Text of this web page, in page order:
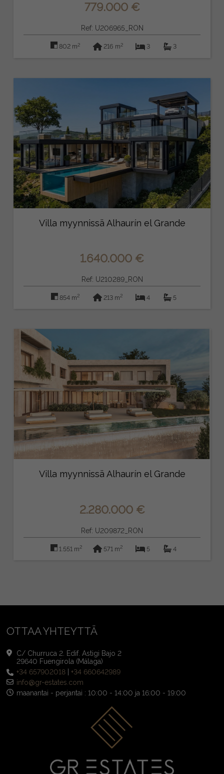
779.000 €
Ref: U206965_RON
802 m2 216 m2 3 3
Villa myynnissä Alhaurín el Grande
1.640.000 €
Ref: U210289_RON
854 m2 213 m2 4 5
Villa myynnissä Alhaurín el Grande
2.280.000 €
Ref: U209872_RON
1.551 m2 571 m2 5 4
OTTAA YHTEYTTÄ
C/ Churruca 2. Edif. Astigi Bajo 2
29640 Fuengirola (Málaga)
+34 657902018 |+34 660642989
info@gr-estates.com
maanantai - perjantai : 10:00 - 14:00 ja 16:00 - 19:00